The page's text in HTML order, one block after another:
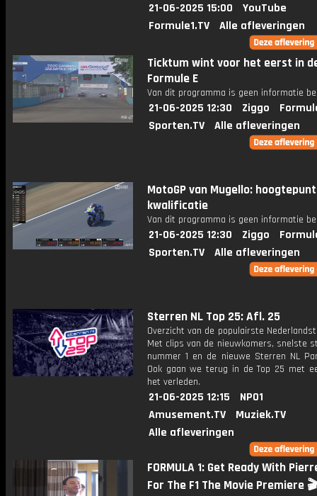
21-06-2025 15:00
YouTube
Formule1.TV
Alle afleveringen
Ticktum wint voor het eerst in
Formule E
Van dit programma is geen informatie
21-06-2025 12:30 Ziggo
Sporten.TV
Alle afleveringen
MotoGP van Mugello:
kwalificatie
Van dit programma is geen informatie
21-06-2025 12:30 Ziggo
Sporten.TV
Alle afleveringen
Sterren NL Top 25: Afl. 25
Overzicht van de populairste
Met clips van de nieuwkomers, snelste
nummer 1 en de nieuwe Sterren NL
Ook gaan we terug in de Top 25 met
het verleden.
21-06-2025 12:15
NPO1
Amusement.TV
Muziek.TV
Alle afleveringen
FORMULA 1: Get Ready With
For The F1 The Movie Premiere 🎬